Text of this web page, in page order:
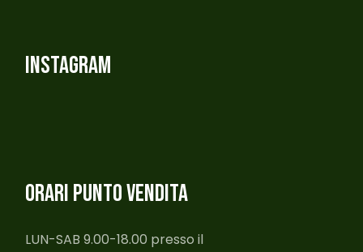
INSTAGRAM
ORARI PUNTO VENDITA
LUN-SAB 9.00-18.00 presso il